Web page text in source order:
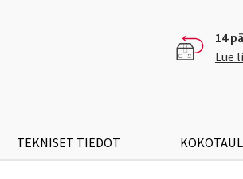
14
Lue
TEKNISET TIEDOT